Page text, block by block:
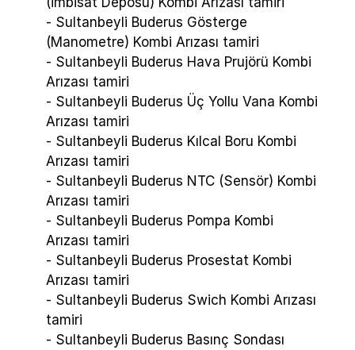
- Sultanbeyli Buderus Gösterge
(Manometre) Kombi Arızası tamiri
- Sultanbeyli Buderus Hava Prujörü Kombi
Arızası tamiri
- Sultanbeyli Buderus Üç Yollu Vana Kombi
Arızası tamiri
- Sultanbeyli Buderus Kılcal Boru Kombi
Arızası tamiri
- Sultanbeyli Buderus NTC (Sensör) Kombi
Arızası tamiri
- Sultanbeyli Buderus Pompa Kombi
Arızası tamiri
- Sultanbeyli Buderus Prosestat Kombi
Arızası tamiri
- Sultanbeyli Buderus Swich Kombi Arızası
tamiri
- Sultanbeyli Buderus Basınç Sondası